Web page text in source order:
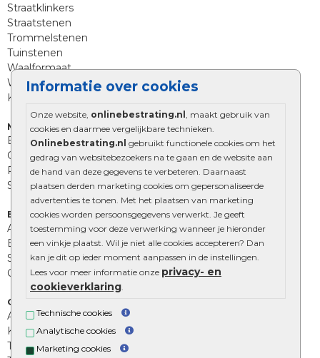
Informatie over cookies
Onze website, onlinebestrating.nl
, maakt gebruik van
cookies en daarmee vergelijkbare technieken.
Onlinebestrating.nl gebruikt functionele cookies om het
gedrag van websitebezoekers na te gaan en de website aan
de hand van deze gegevens te verbeteren. Daarnaast
plaatsen derden marketing cookies om gepersonaliseerde
advertenties te tonen. Met het plaatsen van marketing
cookies worden persoonsgegevens verwerkt. Je geeft
toestemming voor deze verwerking wanneer je hieronder
een vinkje plaatst. Wil je niet alle cookies accepteren? Dan
kan je dit op ieder moment aanpassen in de instellingen.
Lees voor meer informatie onze privacy- en
cookieverklaring
Technische cookies
Analytische cookies
Marketing cookies
Straatklinkers
Straatstenen
Trommelstenen
Tuinstenen
Waalformaat
Wildverband bestrating
Kingstones
Muurelementen
Betonbielzen
Opsluitbanden
Palissades
Stapelblokken
Extra benodigdheden
Afwatering en diversen
Beplantings en betonelementen
Split, grind en zand
Oprit tegels
Overig
Aanbiedingen
Kunstgras
Tuintegels outlet